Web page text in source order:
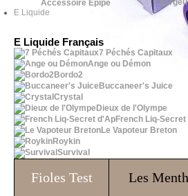
Accessoire Epipe
E Liquide
E Liquide Français
7 Péchés Capitaux
Ange ou Démon
Bordo2
Buccaneer's Juice
Crystal
Dieux de l'Olympe
French Liq-
Le Vapoteur Breton
Roykin
Survival
Fioles Test Les